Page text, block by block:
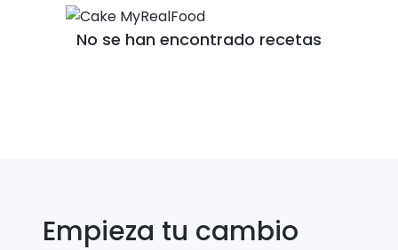
No se han encontrado recetas
Empieza tu cambio